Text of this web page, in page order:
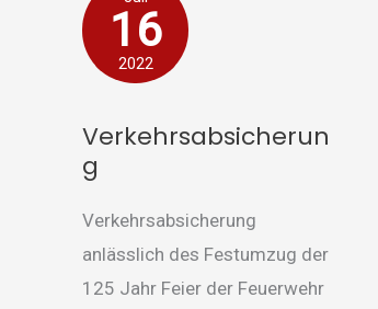
16
2022
Verkehrsabsicherun
g
Verkehrsabsicherung
anlässlich des Festumzug der
125 Jahr Feier der Feuerwehr